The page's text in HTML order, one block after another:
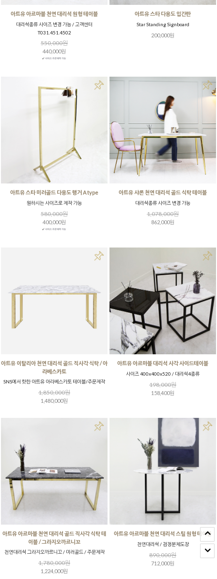
아트유 아르마블 천연 대리석 원형 테이블
대리석종류 사이즈 변경 가능 / 고객센터
T031.451.4502
550,000원
440,000원
아트유 스타 다용도 입간판
Star Standing Signboard
200,000원
아트유 스타 미러골드 다용도 행거 A type
원하시는 사이즈로 제작 가능
580,000원
400,000원
아트유 샤론 천연 대리석 골드 식탁 테이블
대리석종류 사이즈 변경 가능
1,078,000원
862,000원
아트유 이탈리아 천연 대리석 골드 직사각 식탁 / 아
라베스카토
SNS에서 핫한 아트유 아라베스카토 테이블/주문제작
1,850,000원
1,480,000원
아트유 아르마블 대리석 사각 사이드테이블
사이즈 400x400x520 / 대리석4종류
198,000원
158,400원
아트유 아르마블 천연 대리석 골드 직사각 식탁 테
이블 / 그라지오까르니꼬
천연대리석 그라지오까르니꼬 / 미러골드 / 주문제작
1,780,000원
1,224,000원
아트유 아르마블 천연 대리석 스틸 원형 테이블
천연대리석 / 검정분체도장
890,000원
712,000원